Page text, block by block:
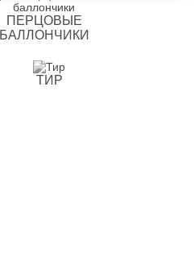
ПЕРЦОВЫЕ
БАЛЛОНЧИКИ
ТИР